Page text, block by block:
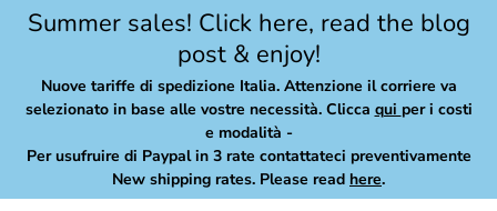
SkipSummer sales! Click here, read the blog
post & enjoy!
Nuove tariffe di spedizione Italia. Attenzione il corriere va
selezionato in base alle vostre necessità. Clicca qui per i costi
e modalità -
Per usufruire di Paypal in 3 rate contattateci preventivamente
New shipping rates. Please read here.